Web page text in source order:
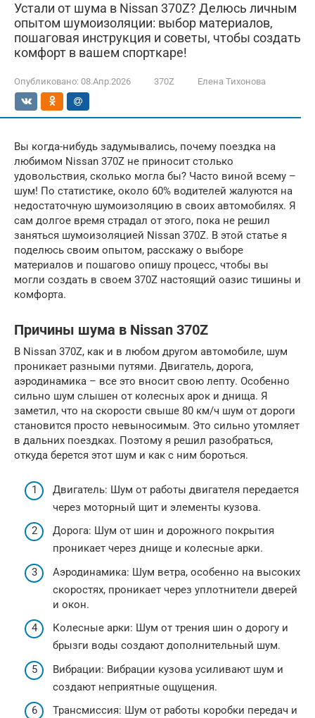
Устали от шума в Nissan 370Z? Делюсь личным
опытом шумоизоляции: выбор материалов,
пошаговая инструкция и советы, чтобы создать
комфорт в вашем спорткаре!
Опубликовано: 08.Апр.2026 370Z Елена Тихонова
Вы когда-нибудь задумывались, почему поездка на
любимом Nissan 370Z не приносит столько
удовольствия, сколько могла бы? Часто виной всему –
шум! По статистике, около 60% водителей жалуются на
недостаточную шумоизоляцию в своих автомобилях. Я
сам долгое время страдал от этого, пока не решил
заняться шумоизоляцией Nissan 370Z. В этой статье я
поделюсь своим опытом, расскажу о выборе
материалов и пошагово опишу процесс, чтобы вы
могли создать в своем 370Z настоящий оазис тишины и
комфорта.
Причины шума в Nissan 370Z
В Nissan 370Z, как и в любом другом автомобиле, шум
проникает разными путями. Двигатель, дорога,
аэродинамика – все это вносит свою лепту. Особенно
сильно шум слышен от колесных арок и днища. Я
заметил, что на скорости свыше 80 км/ч шум от дороги
становится просто невыносимым. Это сильно утомляет
в дальних поездках. Поэтому я решил разобраться,
откуда берется этот шум и как с ним бороться.
Двигатель: Шум от работы двигателя передается
через моторный щит и элементы кузова.
Дорога: Шум от шин и дорожного покрытия
проникает через днище и колесные арки.
Аэродинамика: Шум ветра, особенно на высоких
скоростях, проникает через уплотнители дверей
и окон.
Колесные арки: Шум от трения шин о дорогу и
брызги воды создают дополнительный шум.
Вибрации: Вибрации кузова усиливают шум и
создают неприятные ощущения.
Трансмиссия: Шум от работы коробки передач и